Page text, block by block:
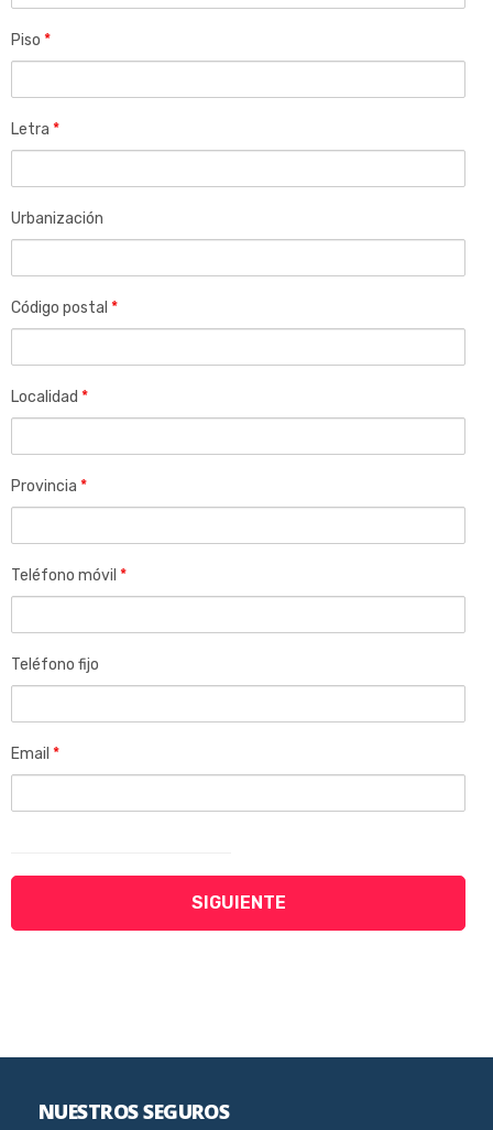
Piso *
Letra *
Urbanización
Código postal *
Localidad *
Provincia *
Teléfono móvil *
Teléfono fijo
Email *
NUESTROS SEGUROS